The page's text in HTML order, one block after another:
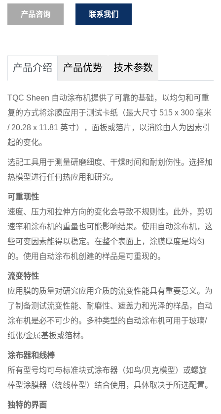
产品咨询 联系我们
产品介绍 产品优势 技术参数
TQC Sheen 自动涂布机提供了可靠的基础，以均匀和可重
复的方式将涂膜应用于测试卡纸（最大尺寸 515 x 300 毫米
/ 20.28 x 11.81 英寸），面板或箔片，以消除由人为因素引
起的变化。
选配工具用于测量研磨细度、干燥时间和耐划伤性。选择加
热模型进行任何热应用和研究。
可重现性
速度、压力和拉伸方向的变化会导致不规则性。此外，剪切
速率和涂布机的重量也可能影响结果。使用自动涂布机，这
些可变因素能得以稳定。在整个表面上，涂膜厚度是均匀
的。使用自动涂布机创建的样品是可重现的。
流变特性
应用膜的质量对研究应用介质的流变性能具有重要意义。为
了制备测试流变性能、耐磨性、遮盖力和光泽的样品，自动
涂布机是必不可少的。多种类型的自动涂布机可用于玻璃/
纸张/金属基板或箔材。
涂布器和线棒
所有型号均可与标准块式涂布器（如鸟/贝克模型）或螺旋
棒型涂膜器（绕线棒型）结合使用，具体取决于所选配置。
独特的界面